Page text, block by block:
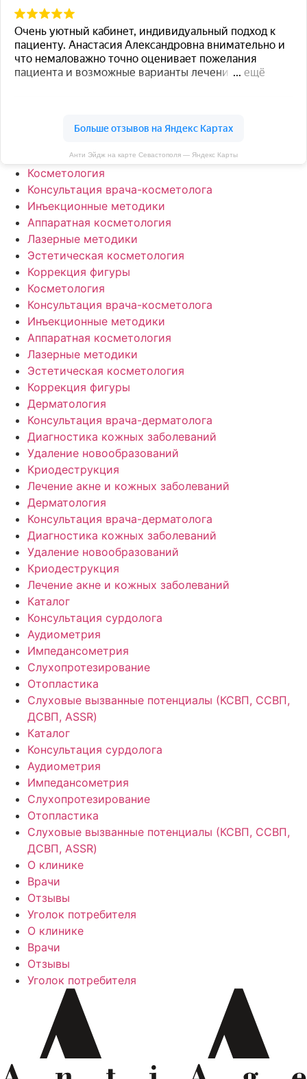
Анти Эйдж на карте Севастополя — Яндекс Карты
Косметология
Консультация врача-косметолога
Инъекционные методики
Аппаратная косметология
Лазерные методики
Эстетическая косметология
Коррекция фигуры
Косметология
Консультация врача-косметолога
Инъекционные методики
Аппаратная косметология
Лазерные методики
Эстетическая косметология
Коррекция фигуры
Дерматология
Консультация врача-дерматолога
Диагностика кожных заболеваний
Удаление новообразований
Криодеструкция
Лечение акне и кожных заболеваний
Дерматология
Консультация врача-дерматолога
Диагностика кожных заболеваний
Удаление новообразований
Криодеструкция
Лечение акне и кожных заболеваний
Каталог
Консультация сурдолога
Аудиометрия
Импедансометрия
Слухопротезирование
Отопластика
Слуховые вызванные потенциалы (КСВП, ССВП,
ДСВП, ASSR)
Каталог
Консультация сурдолога
Аудиометрия
Импедансометрия
Слухопротезирование
Отопластика
Слуховые вызванные потенциалы (КСВП, ССВП,
ДСВП, ASSR)
О клинике
Врачи
Отзывы
Уголок потребителя
О клинике
Врачи
Отзывы
Уголок потребителя